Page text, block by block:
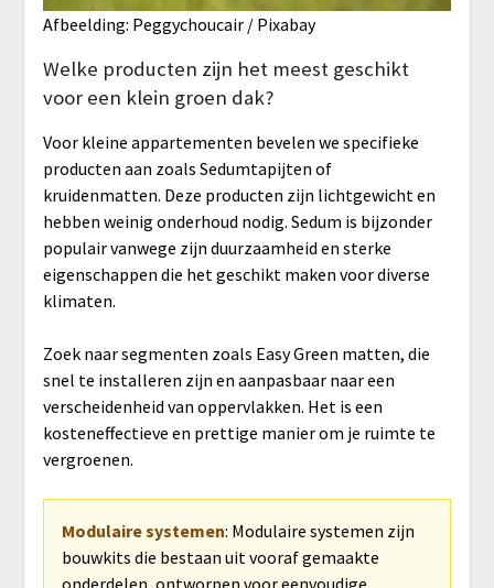
Afbeelding: Peggychoucair / Pixabay
Welke producten zijn het meest geschikt
voor een klein groen dak?
Voor kleine appartementen bevelen we specifieke
producten aan zoals Sedumtapijten of
kruidenmatten. Deze producten zijn lichtgewicht en
hebben weinig onderhoud nodig. Sedum is bijzonder
populair vanwege zijn duurzaamheid en sterke
eigenschappen die het geschikt maken voor diverse
klimaten.
Zoek naar segmenten zoals Easy Green matten, die
snel te installeren zijn en aanpasbaar naar een
verscheidenheid van oppervlakken. Het is een
kosteneffectieve en prettige manier om je ruimte te
vergroenen.
Modulaire systemen: Modulaire systemen zijn
bouwkits die bestaan uit vooraf gemaakte
onderdelen, ontworpen voor eenvoudige